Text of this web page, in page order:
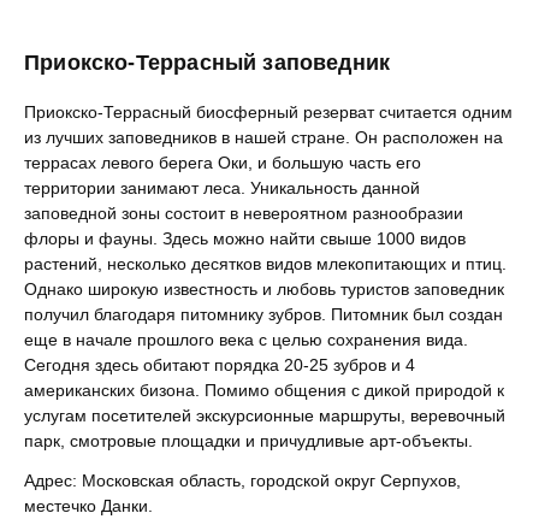
Приокско-Террасный заповедник
Приокско-Террасный биосферный резерват считается одним
из лучших заповедников в нашей стране. Он расположен на
террасах левого берега Оки, и большую часть его
территории занимают леса. Уникальность данной
заповедной зоны состоит в невероятном разнообразии
флоры и фауны. Здесь можно найти свыше 1000 видов
растений, несколько десятков видов млекопитающих и птиц.
Однако широкую известность и любовь туристов заповедник
получил благодаря питомнику зубров. Питомник был создан
еще в начале прошлого века с целью сохранения вида.
Сегодня здесь обитают порядка 20-25 зубров и 4
американских бизона. Помимо общения с дикой природой к
услугам посетителей экскурсионные маршруты, веревочный
парк, смотровые площадки и причудливые арт-объекты.
Адрес: Московская область, городской округ Серпухов,
местечко Данки.